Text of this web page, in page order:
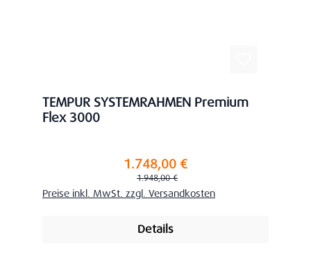
TEMPUR SYSTEMRAHMEN Premium
Flex 3000
Verkaufspreis:1.748,00 €
Regulärer Preis:
1.948,00 €
Preise inkl. MwSt. zzgl. Versandkosten
Details